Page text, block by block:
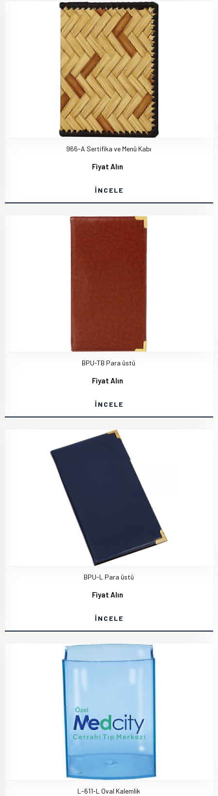
966-A Sertifika ve Menü Kabı
Fiyat Alın
İNCELE
BPU-TB Para üstü
Fiyat Alın
İNCELE
BPU-L Para üstü
Fiyat Alın
İNCELE
L-611-L Oval Kalemlik